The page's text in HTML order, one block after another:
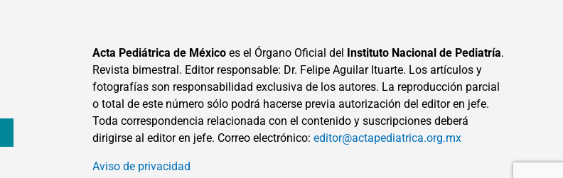
Acta Pediátrica de México es el Órgano Oficial del Instituto Nacional de Pediatría.
Revista bimestral. Editor responsable: Dr. Felipe Aguilar Ituarte. Los artículos y
fotografías son responsabilidad exclusiva de los autores. La reproducción parcial
o total de este número sólo podrá hacerse previa autorización del editor en jefe.
Toda correspondencia relacionada con el contenido y suscripciones deberá
dirigirse al editor en jefe. Correo electrónico: editor@actapediatrica.org.mx
Aviso de privacidad